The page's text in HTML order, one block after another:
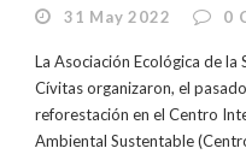
31 May 2022 0
La Asociación Ecológica de la
Cívitas organizaron, el
reforestación en el Centro
Ambiental Sustentable